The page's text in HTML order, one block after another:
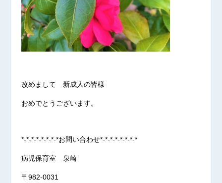
改めまして 新成人の皆様
おめでとうございます。
*-*-*-*-*-*-*-*お問い合わせ*-*-*-*-*-*-*-*
病児保育室 泉崎
〒982-0031